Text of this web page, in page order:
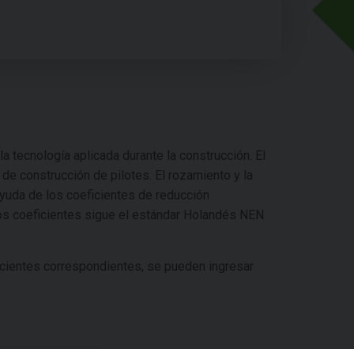
tecnología aplicada durante la construcción. El
construcción de pilotes. El rozamiento y la
de los coeficientes de reducción
coeficientes sigue el estándar Holandés NEN
correspondientes, se pueden ingresar